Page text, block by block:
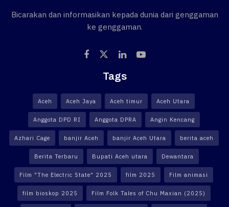
Bicarakan dan informasikan kepada dunia dari genggaman
ke genggaman.
Tags
Aceh Aceh Jaya Aceh timur Aceh Utara
Anggota DPD RI Anggota DPRA Angin Kencang
Azhari Cage banjir Aceh banjir Aceh Utara berita aceh
Berita Terbaru Bupati Aceh utara Dewantara
Film "The Electric State" 2025 film 2025 Film animasi
film bioskop 2025 Film Folk Tales of Chu Maxian (2025)